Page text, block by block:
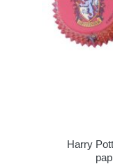
Harry